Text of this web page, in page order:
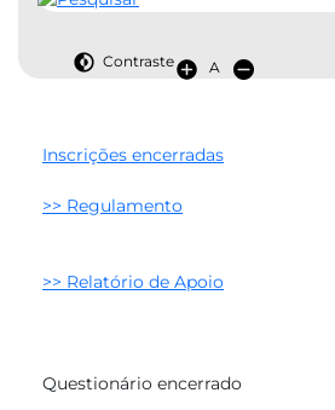
Contraste A
Inscrições encerradas
>> Regulamento
>> Relatório de Apoio
Questionário encerrado